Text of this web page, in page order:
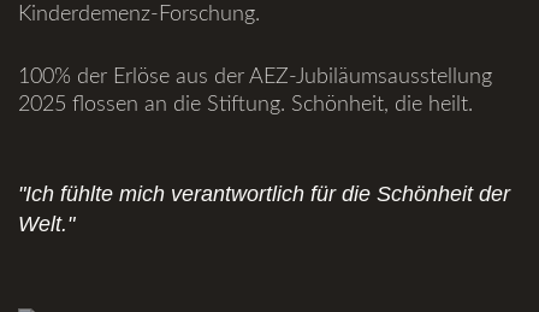
Kinderdemenz-Forschung.
100% der Erlöse aus der AEZ-Jubiläumsausstellung
2025 flossen an die Stiftung. Schönheit, die heilt.
"Ich fühlte mich verantwortlich für die Schönheit der
Welt."